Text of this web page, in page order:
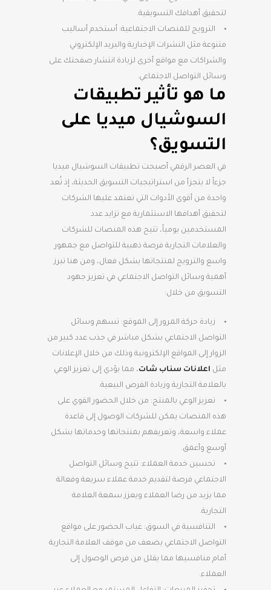
لتحقيق أهدافك التسويقية.
الترويج للمنصات الاجتماعية: أستخدم أساليب
متنوعة مثل النشرات الإخبارية والبريد الإلكتروني
والشراكات مع مواقع أخرى لزيادة انتشار صفحتك على
وسائل التواصل الاجتماعي.
ما هو تأثير تطبيقات
السوشيال ميديا على
التسويق؟
في العصر الرقمي أصبحت تطبيقات السوشيال ميديا
جزءاً لا يتجزأ من استراتيجيات التسويق الحديثة، إذ تُعد
واحدة من أقوى الأدوات التي تعتمد عليها الشركات
لتحقيق أهدافها الاستثمارية مع تزايد عدد
المستخدمين يومياً، تتيح هذه المنصات للشركات
والعلامات التجارية فرصة ذهبية للتواصل مع جمهور
واسع والترويج لمنتجاتها بشكل فعال، ومن هنا تبرز
أهمية وسائل التواصل الاجتماعي في تعزيز جهود
التسويق من خلال:
زيادة حركة المرور إلى الموقع: تسهم وسائل
التواصل الاجتماعي بشكل مباشر في جذب عدد كبير من
الزوار إلى المواقع الإلكترونية وذلك من خلال الإعلانات
مثل اعلانات سناب شات، مما يؤدي إلى تعزيز الوعي
بالعلامة التجارية وزيادة الفرص البيعية.
تعزيز الوعي بالمنتج: من خلال الحضور القوي على
هذه المنصات يمكن للشركات الوصول إلى قاعدة
عملاء واسعة، وتعريفهم بمنتجاتها وخدماتها بشكل
أوسع وأعمق.
تحسين خدمة العملاء: تتيح وسائل التواصل
الاجتماعي فرصة لتقديم خدمة عملاء سريعة وفعالة
مما يزيد من رضا العملاء ويعزز سمعة العلامة
التجارية.
التنافسية في السوق: غياب الحضور على مواقع
التواصل الاجتماعي يضعف من موقف العلامة التجارية
أمام منافسيها مما يقلل من فرص الوصول إلى
العملاء.